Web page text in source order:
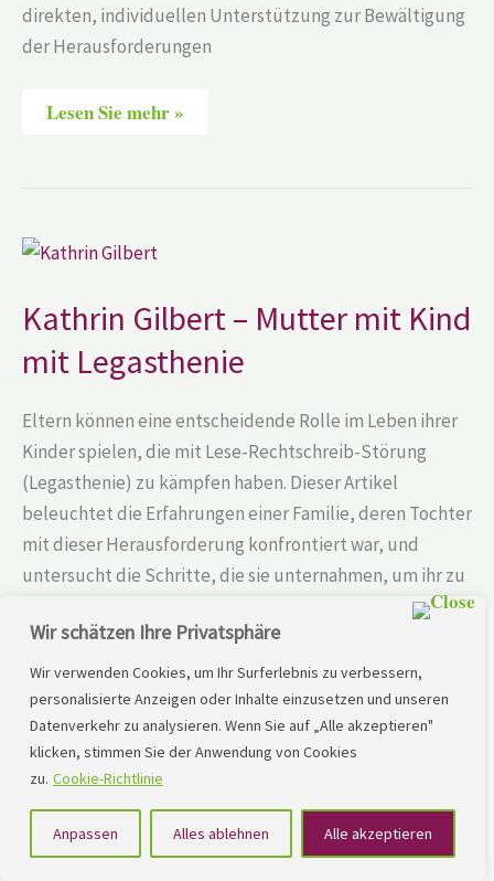
Wir schätzen Ihre Privatsphäre
Wir verwenden Cookies, um Ihr Surferlebnis zu verbessern,
personalisierte Anzeigen oder Inhalte einzusetzen und unseren
Datenverkehr zu analysieren. Wenn Sie auf „Alle akzeptieren"
klicken, stimmen Sie der Anwendung von Cookies
zu. Cookie-Richtlinie
Anpassen Alles ablehnen Alle akzeptieren
direkten, individuellen Unterstützung zur Bewältigung
der Herausforderungen
Lesen Sie mehr »
Kathrin Gilbert – Mutter mit Kind
mit Legasthenie
Eltern können eine entscheidende Rolle im Leben ihrer
Kinder spielen, die mit Lese-Rechtschreib-Störung
(Legasthenie) zu kämpfen haben. Dieser Artikel
beleuchtet die Erfahrungen einer Familie, deren Tochter
mit dieser Herausforderung konfrontiert war, und
untersucht die Schritte, die sie unternahmen, um ihr zu
betonenJedes Kind lernt anders,
Kathrin
Gilbert
Mutter
mit
Kind
mit
Legasthenie
Lesen Sie mehr »
Ulrich
Grauel